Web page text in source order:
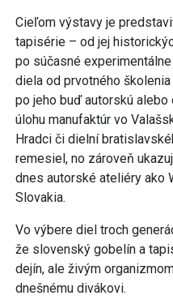
Cieľom výstavy je
tapisérie – od jej
po súčasné
diela od prvotného
po jeho buď autorskú
úlohu manufaktúr vo
Hradci či dielní
remesiel, no zároveň
dnes autorské ateliéry ako
Slovakia.
Vo výbere diel troch
že slovenský gobelín a
dejín, ale živým
dnešnému divákovi.